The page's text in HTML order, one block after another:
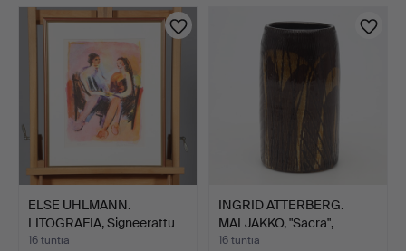
ELSE UHLMANN.
LITOGRAFIA, Signeerattu
sekä…
16 tuntia
INGRID ATTERBERG.
MALJAKKO, "Sacra",
keram…
16 tuntia